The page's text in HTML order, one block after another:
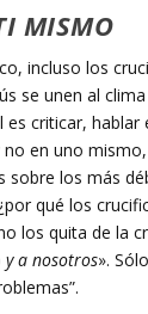
MISMO
incluso los
se unen al
es criticar,
en uno
sobre los más
qué los
los quita de la
y a nosotros».